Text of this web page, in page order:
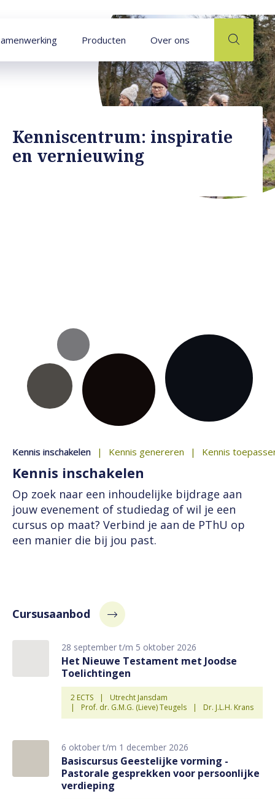
Producten Over ons
Kenniscentrum: inspiratie
en vernieuwing
Kenniscentrum voor
Theologie
Kennis inschakelen Kennis genereren Kennis
Kennis inschakelen
Op zoek naar een inhoudelijke bijdrage aan
jouw evenement of studiedag of wil je een
cursus op maat? Verbind je aan de PThU op
een manier die bij jou past.
Cursusaanbod
28 september t/m 5 oktober 2026
Het Nieuwe Testament met Joodse
Toelichtingen
2 ECTS
Utrecht Jansdam
Prof. dr. G.M.G. (Lieve) Teugels
Dr. J.L.H. Krans
6 oktober t/m 1 december 2026
Basiscursus Geestelijke vorming -
Pastorale gesprekken voor persoonlijke
verdieping